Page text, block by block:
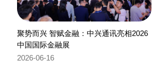
聚势而兴 智赋金融：中兴通讯亮相2026
中国国际金融展
2026-06-16